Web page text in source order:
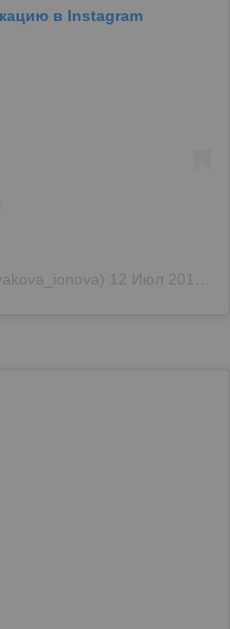
в Instagram
12 Июл 2018 в 7:50 PDT